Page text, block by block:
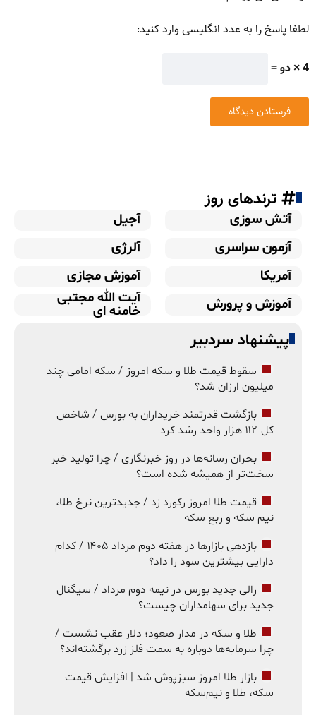
لطفا پاسخ را به عدد انگلیسی وارد کنید:
4 × دو =
ترندهای روز
آتش سوزی
آجیل
آزمون سراسری
آلرژی
آمریکا
آموزش مجازی
آموزش و پرورش
آیت الله مجتبی
خامنه ای
پیشنهاد سردبیر
سقوط قیمت طلا و سکه امروز / سکه امامی چند
میلیون ارزان شد؟
بازگشت قدرتمند خریداران به بورس / شاخص
کل ۱۱۲ هزار واحد رشد کرد
بحران رسانه‌ها در روز خبرنگاری / چرا تولید خبر
سخت‌تر از همیشه شده است؟
قیمت طلا امروز رکورد زد / جدیدترین نرخ طلا،
نیم سکه و ربع سکه
بازدهی بازارها در هفته دوم مرداد ۱۴۰۵ / کدام
دارایی بیشترین سود را داد؟
رالی جدید بورس در نیمه دوم مرداد / سیگنال
جدید برای سهامداران چیست؟
طلا و سکه در مدار صعود؛ دلار عقب نشست /
چرا سرمایه‌ها دوباره به سمت فلز زرد برگشته‌اند؟
بازار طلا امروز سبزپوش شد | افزایش قیمت
سکه، طلا و نیم‌سکه